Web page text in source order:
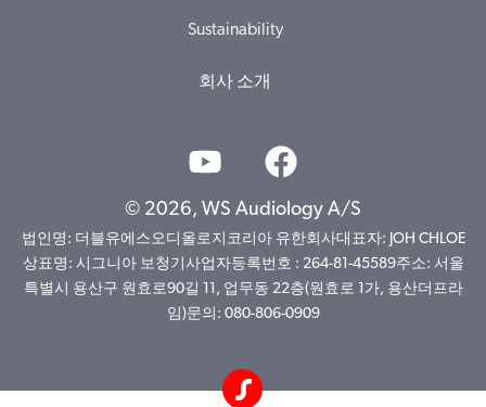
Sustainability
회사 소개
© 2026, WS Audiology A/S
법인명: 더블유에스오디올로지코리아 유한회사대표자: JOH CHLOE
상표명: 시그니아 보청기사업자등록번호 : 264-81-45589주소: 서울
특별시 용산구 원효로90길 11, 업무동 22층(원효로 1가, 용산더프라
임)문의: 080-806-0909